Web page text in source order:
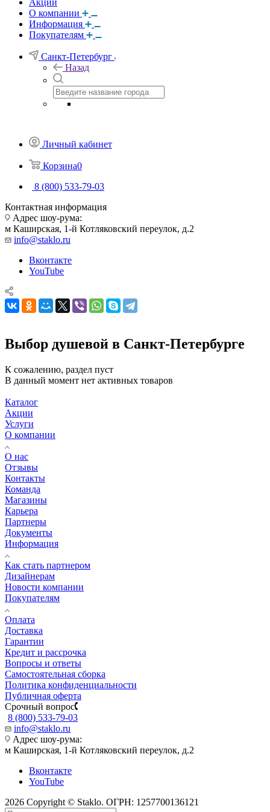
Акции
О компании
Информация
Покупателям
Санкт-Петербург
Назад
Личный кабинет
Корзина0
8 (800) 533-79-03
Контактная информация
Адрес шоу-рума:
м Каширская, 1-й Котляковский переулок, д.2
info@staklo.ru
Вконтакте
YouTube
Выбор душевой в Санкт-Петербурге
К сожалению, раздел пуст
В данный момент нет активных товаров
Каталог
Акции
Услуги
О компании
О нас
Отзывы
Контакты
Команда
Магазины
Карьера
Партнеры
Документы
Информация
Как стать партнером
Дизайнерам
Новости компании
Покупателям
Оплата
Доставка
Гарантии
Кредит и рассрочка
Вопросы и ответы
Самостоятельная сборка
Политика конфиденциальности
Публичная оферта
Срочный вопрос
8 (800) 533-79-03
info@staklo.ru
Адрес шоу-рума:
м Каширская, 1-й Котляковский переулок, д.2
Вконтакте
YouTube
2026 Copyright © Staklo. ОГРН: 1257700136121